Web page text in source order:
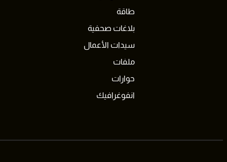
طاقة
بلاغات صحفية
سيدات الأعمال
ملفات
حوارات
انفوغرافيك